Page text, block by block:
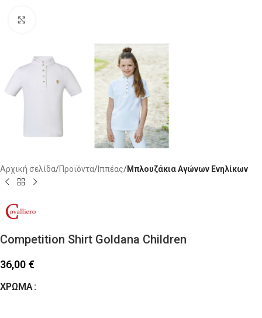
Αρχική σελίδα Προϊόντα Ιππέας Μπλουζάκια Αγώνων Ενηλίκων
Competition Shirt Goldana Children
36,00 €
ΧΡΏΜΑ